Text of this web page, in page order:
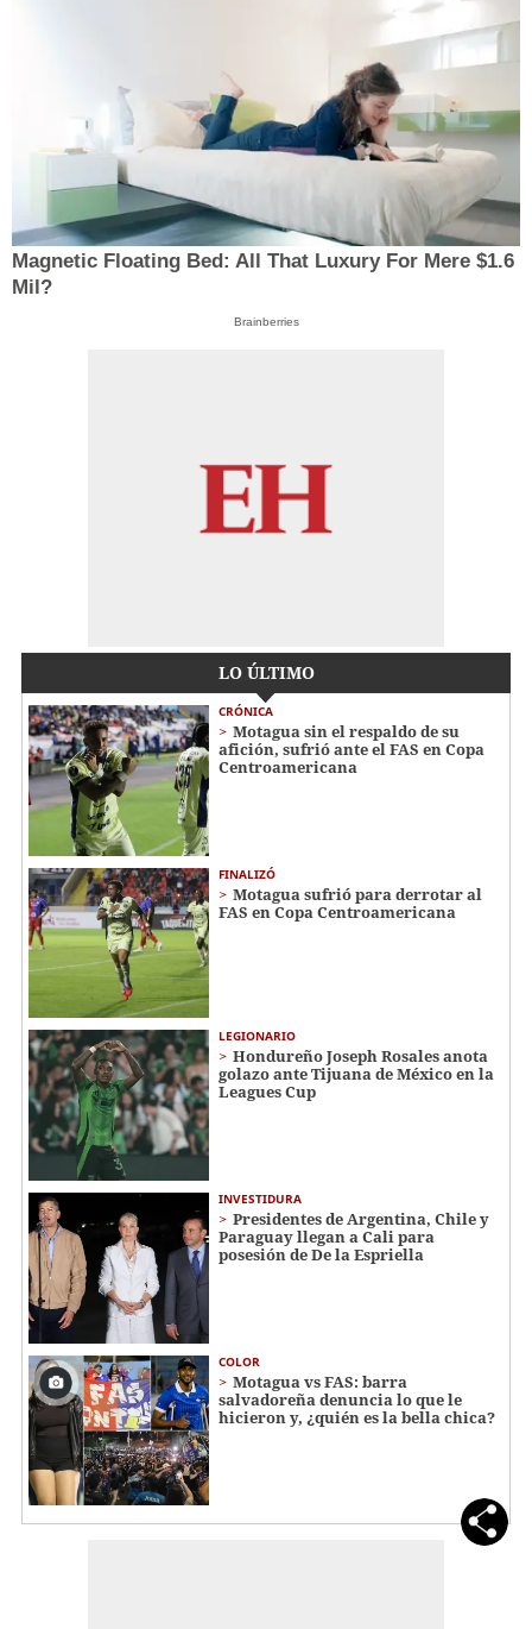
Magnetic Floating Bed: All That Luxury For Mere $1.6
Mil?
Brainberries
LO ÚLTIMO
CRÓNICA
Motagua sin el respaldo de su
afición, sufrió ante el FAS en Copa
Centroamericana
FINALIZÓ
Motagua sufrió para derrotar al
FAS en Copa Centroamericana
LEGIONARIO
Hondureño Joseph Rosales anota
golazo ante Tijuana de México en la
Leagues Cup
INVESTIDURA
Presidentes de Argentina, Chile y
Paraguay llegan a Cali para
posesión de De la Espriella
COLOR
Motagua vs FAS: barra
salvadoreña denuncia lo que le
hicieron y, ¿quién es la bella chica?